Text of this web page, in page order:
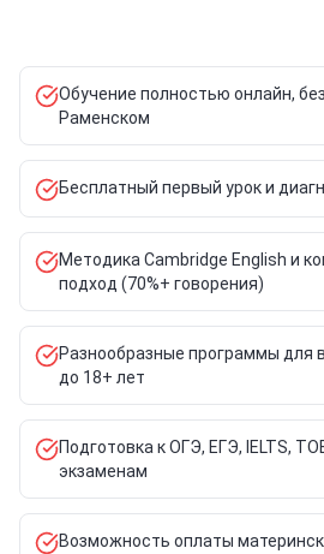
Обучение полностью онлайн,
Раменском
Бесплатный первый урок и
Методика Cambridge English и
подход (70%+ говорения)
Разнообразные программы для
до 18+ лет
Подготовка к ОГЭ, ЕГЭ, IELTS,
экзаменам
Возможность оплаты